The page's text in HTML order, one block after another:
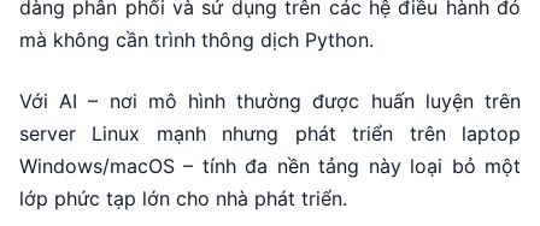
dàng phân phối và sử dụng trên các hệ điều hành đó
mà không cần trình thông dịch Python.
Với AI – nơi mô hình thường được huấn luyện trên
server Linux mạnh nhưng phát triển trên laptop
Windows/macOS – tính đa nền tảng này loại bỏ một
lớp phức tạp lớn cho nhà phát triển.